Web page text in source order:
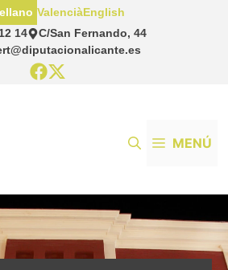
14
C/San Fernando, 44
ValenciàEnglish
MENÚ